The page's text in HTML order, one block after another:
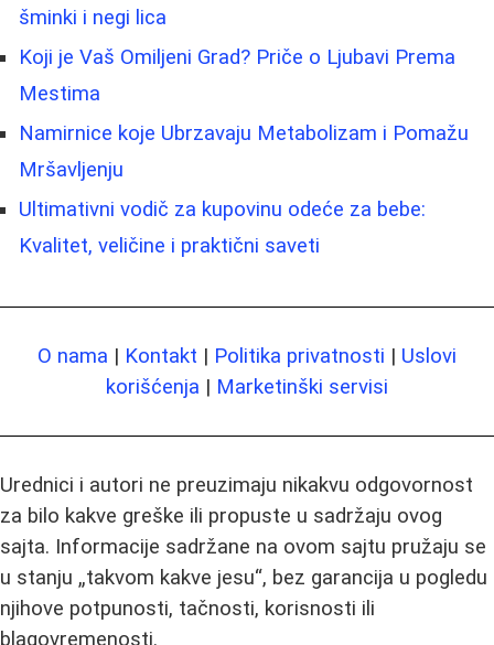
šminki i negi lica
Koji je Vaš Omiljeni Grad? Priče o Ljubavi Prema
Mestima
Namirnice koje Ubrzavaju Metabolizam i Pomažu
Mršavljenju
Ultimativni vodič za kupovinu odeće za bebe:
Kvalitet, veličine i praktični saveti
O nama | Kontakt | Politika privatnosti | Uslovi
korišćenja | Marketinški servisi
Urednici i autori ne preuzimaju nikakvu odgovornost
za bilo kakve greške ili propuste u sadržaju ovog
sajta. Informacije sadržane na ovom sajtu pružaju se
u stanju „takvom kakve jesu“, bez garancija u pogledu
njihove potpunosti, tačnosti, korisnosti ili
blagovremenosti.